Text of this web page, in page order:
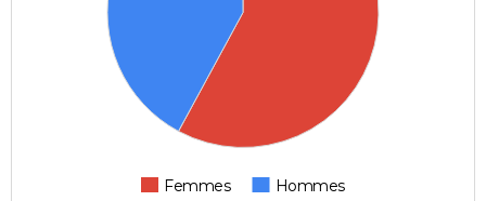
Femmes Hommes